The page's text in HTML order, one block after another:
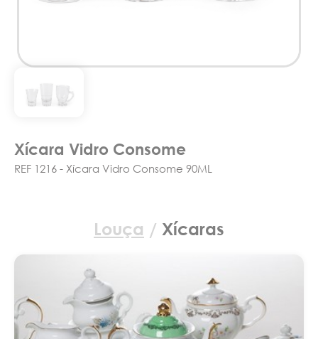
Xícara Vidro Consome
REF 1216 - Xícara Vidro Consome 90ML
Louça / Xícaras